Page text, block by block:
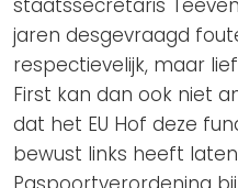
staatssecretaris
jaren desgevraagd
respectievelijk, maar
First kan dan ook niet
dat het EU Hof deze
bewust links heeft